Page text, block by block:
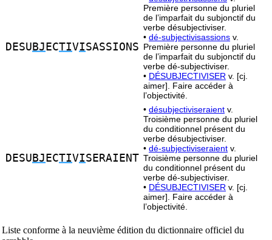
DESU BJ ECTIVISASSIONS
Première personne du pluriel
de l’imparfait du subjonctif du
verbe désubjectiviser.
• dé-subjectivisassions v.
Première personne du pluriel
de l’imparfait du subjonctif du
verbe dé-subjectiviser.
• DÉSUBJECTIVISER v. [cj.
aimer]. Faire accéder à
l’objectivité.
DESU BJ ECTIVISERAIENT
• désubjectiviseraient v.
Troisième personne du pluriel
du conditionnel présent du
verbe désubjectiviser.
• dé-subjectiviseraient v.
Troisième personne du pluriel
du conditionnel présent du
verbe dé-subjectiviser.
• DÉSUBJECTIVISER v. [cj.
aimer]. Faire accéder à
l’objectivité.
Liste conforme à la neuvième édition du dictionnaire officiel du